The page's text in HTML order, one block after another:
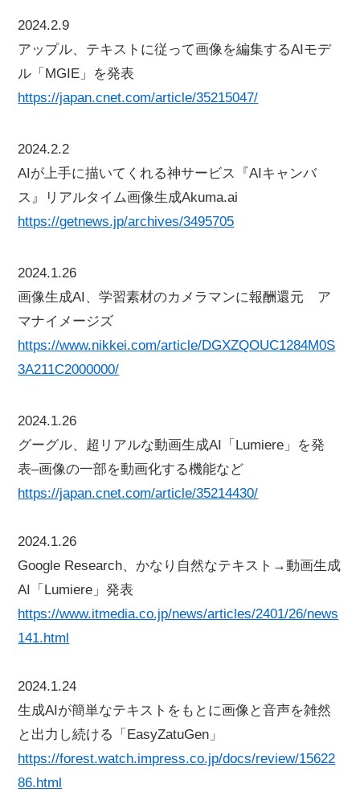
2024.2.9
アップル、テキストに従って画像を編集するAIモデ
ル「MGIE」を発表
https://japan.cnet.com/article/35215047/
2024.2.2
AIが上手に描いてくれる神サービス『AIキャンバ
ス』リアルタイム画像生成Akuma.ai
https://getnews.jp/archives/3495705
2024.1.26
画像生成AI、学習素材のカメラマンに報酬還元 ア
マナイメージズ
https://www.nikkei.com/article/DGXZQOUC1284M0S
3A211C2000000/
2024.1.26
グーグル、超リアルな動画生成AI「Lumiere」を発
表–画像の一部を動画化する機能など
https://japan.cnet.com/article/35214430/
2024.1.26
Google Research、かなり自然なテキスト→動画生成
AI「Lumiere」発表
https://www.itmedia.co.jp/news/articles/2401/26/news
141.html
2024.1.24
生成AIが簡単なテキストをもとに画像と音声を雑然
と出力し続ける「EasyZatuGen」
https://forest.watch.impress.co.jp/docs/review/15622
86.html